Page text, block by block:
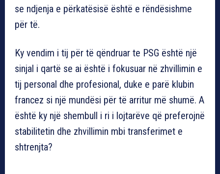
se ndjenja e përkatësisë është e rëndësishme
për të.
Ky vendim i tij për të qëndruar te PSG është një
sinjal i qartë se ai është i fokusuar në zhvillimin e
tij personal dhe profesional, duke e parë klubin
francez si një mundësi për të arritur më shumë. A
është ky një shembull i ri i lojtarëve që preferojnë
stabilitetin dhe zhvillimin mbi transferimet e
shtrenjta?